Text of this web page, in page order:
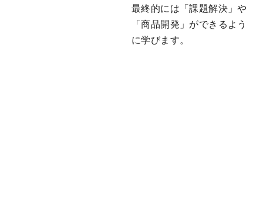
最終的には「課題解決」や
「商品開発」ができるよう
に学びます。